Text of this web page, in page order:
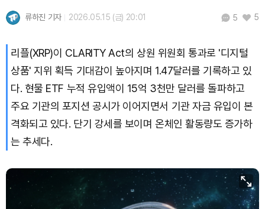
류하진 기자 2026.05.15 (금) 20:01 5 5
리플(XRP)이 CLARITY Act의 상원 위원회 통과로 '디지털
상품' 지위 획득 기대감이 높아지며 1.47달러를 기록하고 있
다. 현물 ETF 누적 유입액이 15억 3천만 달러를 돌파하고
주요 기관의 포지션 공시가 이어지면서 기관 자금 유입이 본
격화되고 있다. 단기 강세를 보이며 온체인 활동량도 증가하
는 추세다.